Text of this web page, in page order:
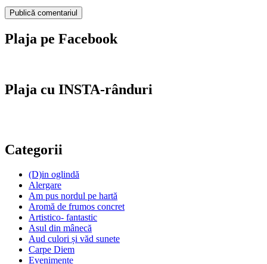
Plaja pe Facebook
Plaja cu INSTA-rânduri
Categorii
(D)in oglindă
Alergare
Am pus nordul pe hartă
Aromă de frumos concret
Artistico- fantastic
Asul din mânecă
Aud culori și văd sunete
Carpe Diem
Evenimente